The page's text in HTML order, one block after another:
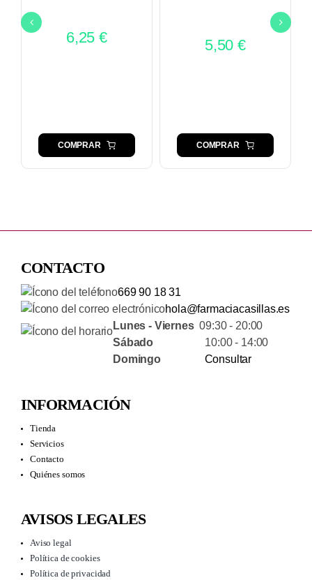
6,25€
COMPRAR
5,50€
COMPRAR
CONTACTO
669 90 18 31
hola@farmaciacasillas.es
Lunes - Viernes09:30 - 20:00
Sábado 10:00 - 14:00
Domingo
Consultar
INFORMACIÓN
Tienda
Servicios
Contacto
Quiénes somos
AVISOS LEGALES
Aviso legal
Política de cookies
Política de privacidad